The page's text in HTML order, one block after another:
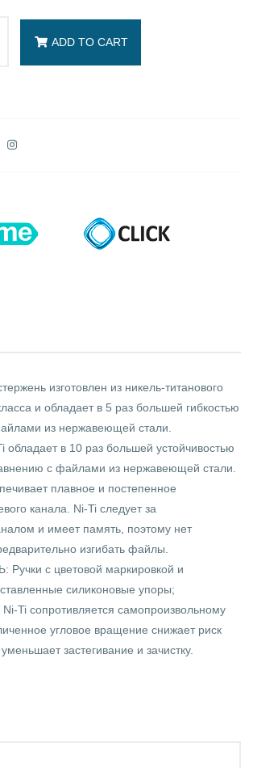
ADD TO CART
изготовлен из никель-титанового
и обладает в 5 раз большей гибкостью
из нержавеющей стали.
в 10 раз большей устойчивостью
с файлами из нержавеющей стали.
плавное и постепенное
канала. Ni-Ti следует за
и имеет память, поэтому нет
изгибать файлы.
с цветовой маркировкой и
силиконовые упоры;
Ti сопротивляется самопроизвольному
угловое вращение снижает риск
застегивание и зачистку.